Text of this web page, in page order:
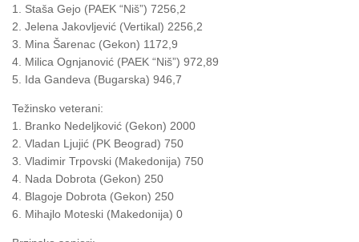
1. Staša Gejo (PAEK “Niš”) 7256,2
2. Jelena Jakovljević (Vertikal) 2256,2
3. Mina Šarenac (Gekon) 1172,9
4. Milica Ognjanović (PAEK “Niš”) 972,89
5. Ida Gandeva (Bugarska) 946,7
Težinsko veterani:
1. Branko Nedeljković (Gekon) 2000
2. Vladan Ljujić (PK Beograd) 750
3. Vladimir Trpovski (Makedonija) 750
4. Nada Dobrota (Gekon) 250
4. Blagoje Dobrota (Gekon) 250
6. Mihajlo Moteski (Makedonija) 0